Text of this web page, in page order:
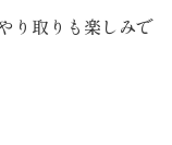
り取りも楽しみで